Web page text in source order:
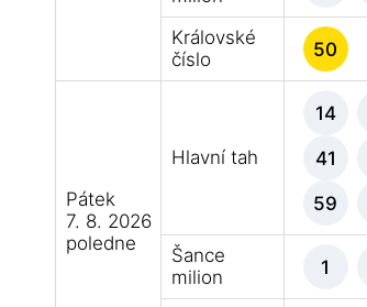
Královské
číslo
50
Pátek
7. 8. 2026
poledne
Hlavní tah
14
41
59
Šance
milion
1